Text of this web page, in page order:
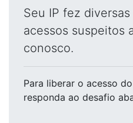
Seu IP fez
acessos suspeitos
conosco.
Para liberar o acesso
responda ao desafio